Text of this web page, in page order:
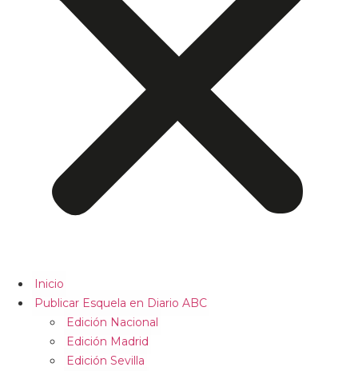
Inicio
Publicar Esquela en Diario ABC
Edición Nacional
Edición Madrid
Edición Sevilla